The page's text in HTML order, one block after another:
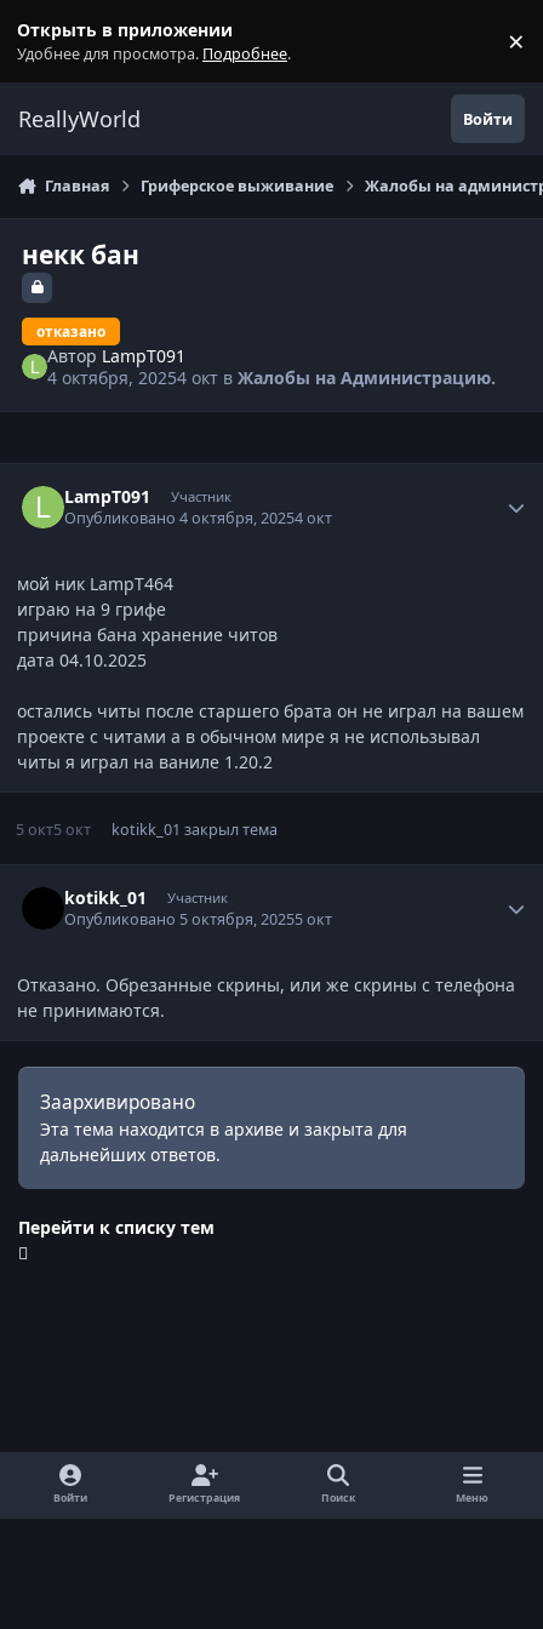
Открыть в приложении
Удобнее для просмотра. Подробнее. ×
ReallyWorld Войти
Главная Гриферское выживание Жалобы на
некк бан
отказано
Автор LampT091
4 октября, 20254 окт вЖалобы на Администрацию.
LampT091 Участник
Опубликовано4 октября, 20254 окт
мой ник LampT464
играю на 9 грифе
причина бана хранение читов
дата 04.10.2025
остались читы после старшего брата он не играл на вашем
проекте с читами а в обычном мире я не использывал
читы я играл на ваниле 1.20.2
5 окт5 окт kotikk_01 закрыл тема
kotikk_01 Участник
Опубликовано 5 октября, 20255 окт
Отказано. Обрезанные скрины, или же скрины с телефона
не принимаются.
Заархивировано
Эта тема находится в архиве и закрыта для
дальнейших ответов.
Перейти к списку тем
Войти Регистрация Поиск Меню